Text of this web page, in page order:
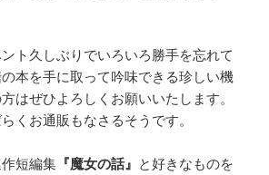
ト久しぶりでいろいろ勝手を忘れて
本を手に取って吟味できる珍しい機
はぜひよろしくお願いいたします。
くお通販もなさるそうです。
短編集 『魔女の話』 と好きなものを